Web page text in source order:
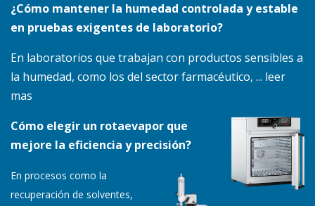
¿Cómo mantener la humedad controlada y estable
en pruebas exigentes de laboratorio?
En laboratorios que trabajan con productos sensibles a
la humedad, como los del sector farmacéutico, ... leer
mas
Cómo elegir un rotaevapor que
mejore la eficiencia y precisión?
En procesos como la
recuperación de solventes,